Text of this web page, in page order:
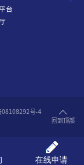
台
08108292号-4
回到顶部
在线申请